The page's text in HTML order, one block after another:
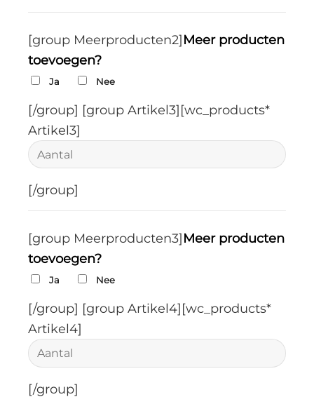
[group Meerproducten2]Meer producten
toevoegen?
Ja Nee
[/group] [group Artikel3][wc_products*
Artikel3]
[/group]
[group Meerproducten3]Meer producten
toevoegen?
Ja Nee
[/group] [group Artikel4][wc_products*
Artikel4]
[/group]